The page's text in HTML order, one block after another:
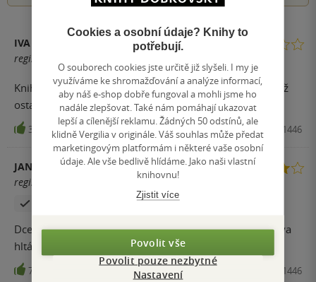
IVA
registrovaný uživatel
Knihu jsem četla už dříve, ale bavila mě o dost méně než
ostatní knihy z této série.
33 Kniha, Fragment, 2017, 9788025331446
JANA ŠIBLOVÁ
registrovaný uživatel
Dcera si Klub tygrů zamilovala. Jsem ráda, že čte, doslova
hltá každý další díl.
7 Kniha, Fragment, 2017, 9788025331446
Cookies a osobní údaje? Knihy to
potřebují.
O souborech cookies jste určitě již slyšeli. I my je
využíváme ke shromažďování a analýze informací,
aby náš e-shop dobře fungoval a mohli jsme ho
nadále zlepšovat. Také nám pomáhají ukazovat
lepší a cílenější reklamu. Žádných 50 odstínů, ale
klidně Vergilia v originále. Váš souhlas může předat
marketingovým platformám i některé vaše osobní
údaje. Ale vše bedlivě hlídáme. Jako naši vlastní
knihovnu!
Zjistit více
Povolit vše
Povolit pouze nezbytné
Nastavení